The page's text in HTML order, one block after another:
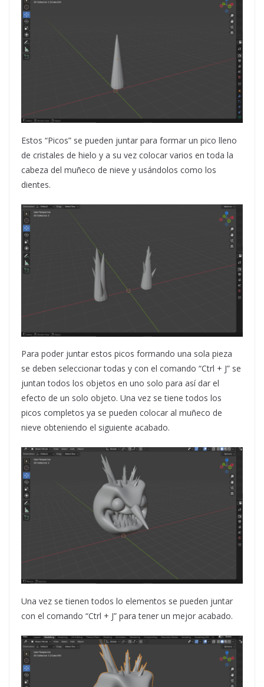
Estos “Picos” se pueden juntar para formar un pico lleno
de cristales de hielo y a su vez colocar varios en toda la
cabeza del muñeco de nieve y usándolos como los
dientes.
Para poder juntar estos picos formando una sola pieza
se deben seleccionar todas y con el comando “Ctrl + J” se
juntan todos los objetos en uno solo para así dar el
efecto de un solo objeto. Una vez se tiene todos los
picos completos ya se pueden colocar al muñeco de
nieve obteniendo el siguiente acabado.
Una vez se tienen todos lo elementos se pueden juntar
con el comando “Ctrl + J” para tener un mejor acabado.